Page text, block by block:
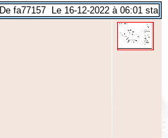
De fa77157 Le 16-12-2022 à 06:01 sta